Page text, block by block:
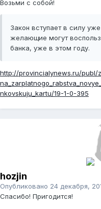
Возьми с собой!
Закон вступает в силу
желающие могут
банка, уже в этом году.
http://provincialynews.ru/publ/
nkovskuju_kartu/19-1-0-395
hozjin
Опубликовано 24 декабря,
Спасибо! Пригодится!